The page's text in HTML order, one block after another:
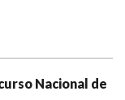
Nacional de